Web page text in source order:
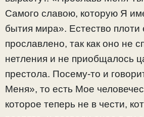
Самого славою, которую Я
бытия мира». Естество
прославлено, так как оно не
нетления и не приобщалось
престола. Посему-то и
Меня», то есть Мое
которое теперь не в чести,